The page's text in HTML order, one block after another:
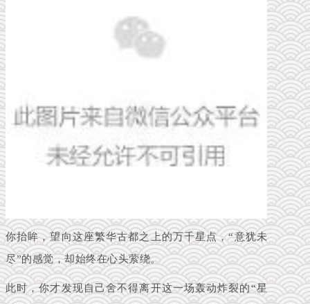
你抬眸，望向这座繁华古都之上的万千星点，“意犹未
尽”的感觉，却始终在心头萦绕。
此时，你才发现自己舍不得离开这一场轰动炸裂的“星